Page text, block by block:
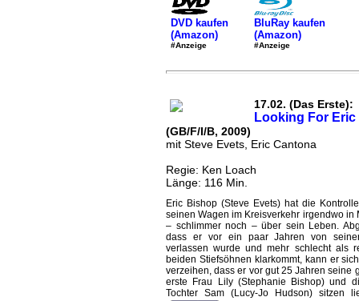
DVD kaufen
(Amazon)
#Anzeige
BluRay kaufen
(Amazon)
#Anzeige
17.02. (Das Erste):
Looking For Eric
(GB/F/I/B, 2009)
mit Steve Evets, Eric Cantona
Regie: Ken Loach
Länge: 116 Min.
Eric Bishop (Steve Evets) hat die
seinen Wagen im Kreisverkehr irgendwo in
– schlimmer noch – über sein Leben.
dass er vor ein paar Jahren von
verlassen wurde und mehr schlecht als
beiden Stiefsöhnen klarkommt, kann er
verzeihen, dass er vor gut 25 Jahren seine
erste Frau Lily (Stephanie Bishop) und
Tochter Sam (Lucy-Jo Hudson) sitzen